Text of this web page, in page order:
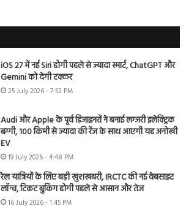
iOS 27 में नई Siri होगी पहले से ज्यादा स्मार्ट, ChatGPT और
Gemini को देगी टक्कर
25 July 2026 - 7:52 PM
Audi और Apple के पूर्व डिजाइनरों ने बनाई लग्जरी इलेक्ट्रिक
बग्गी, 100 किमी से ज्यादा की रेंज के साथ आएगी यह अनोखी
EV
19 July 2026 - 4:48 PM
रेल यात्रियों के लिए बड़ी खुशखबरी, IRCTC की नई वेबसाइट
लॉन्च, टिकट बुकिंग होगी पहले से आसान और तेज
16 July 2026 - 1:45 PM